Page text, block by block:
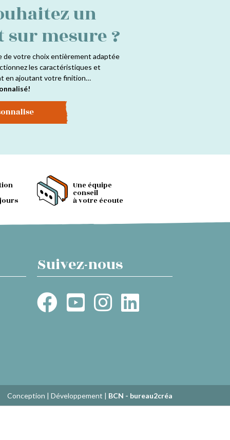
un
mesure ?
de votre choix entièrement adaptée
les caractéristiques et
en ajoutant votre finition…
Une équipe
conseil
à votre écoute
Suivez-nous
Conception | Développement | BCN - bureau2créa